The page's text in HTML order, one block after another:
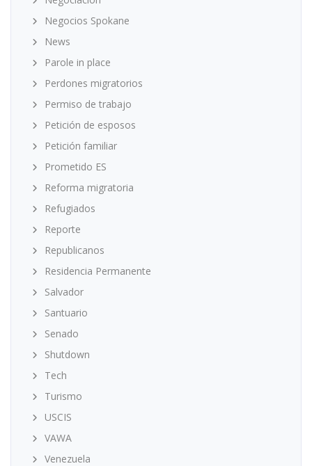
Negocios Spokane
News
Parole in place
Perdones migratorios
Permiso de trabajo
Petición de esposos
Petición familiar
Prometido ES
Reforma migratoria
Refugiados
Reporte
Republicanos
Residencia Permanente
Salvador
Santuario
Senado
Shutdown
Tech
Turismo
USCIS
VAWA
Venezuela